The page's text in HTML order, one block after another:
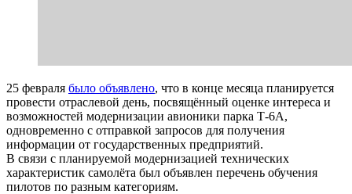
25 февраля было объявлено, что в конце месяца планируется
провести отраслевой день, посвящённый оценке интереса и
возможностей модернизации авионики парка Т-6А,
одновременно с отправкой запросов для получения
информации от государственных предприятий.
В связи с планируемой модернизацией технических
характеристик самолёта был объявлен перечень обучения
пилотов по разным категориям.